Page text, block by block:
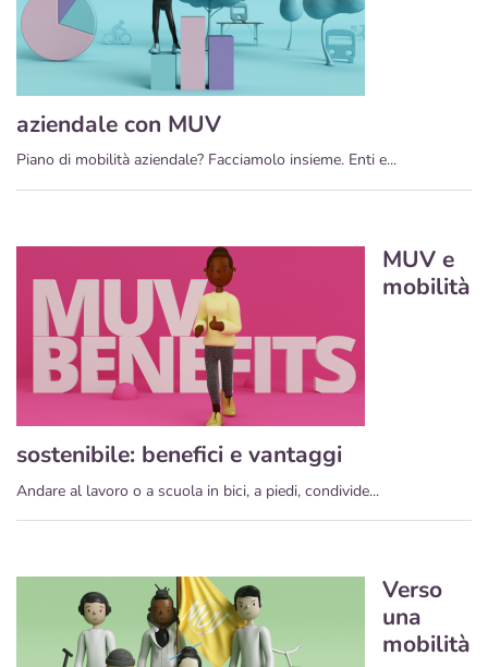
aziendale con MUV
Piano di mobilità aziendale? Facciamolo insieme. Enti e...
MUV e
mobilità
sostenibile: benefici e vantaggi
Andare al lavoro o a scuola in bici, a piedi, condivide...
Verso
una
mobilità